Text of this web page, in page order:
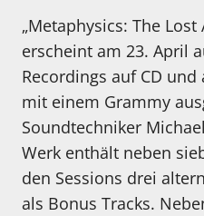
„Metaphysics: The
erscheint am 23. April
Recordings auf CD
mit einem Grammy
Soundtechniker
Werk enthält neben
den Sessions drei
als Bonus Tracks.